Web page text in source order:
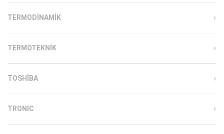
TERMODINAMIK
TERMOTEKNIK
TOSHIBA
TRONIC